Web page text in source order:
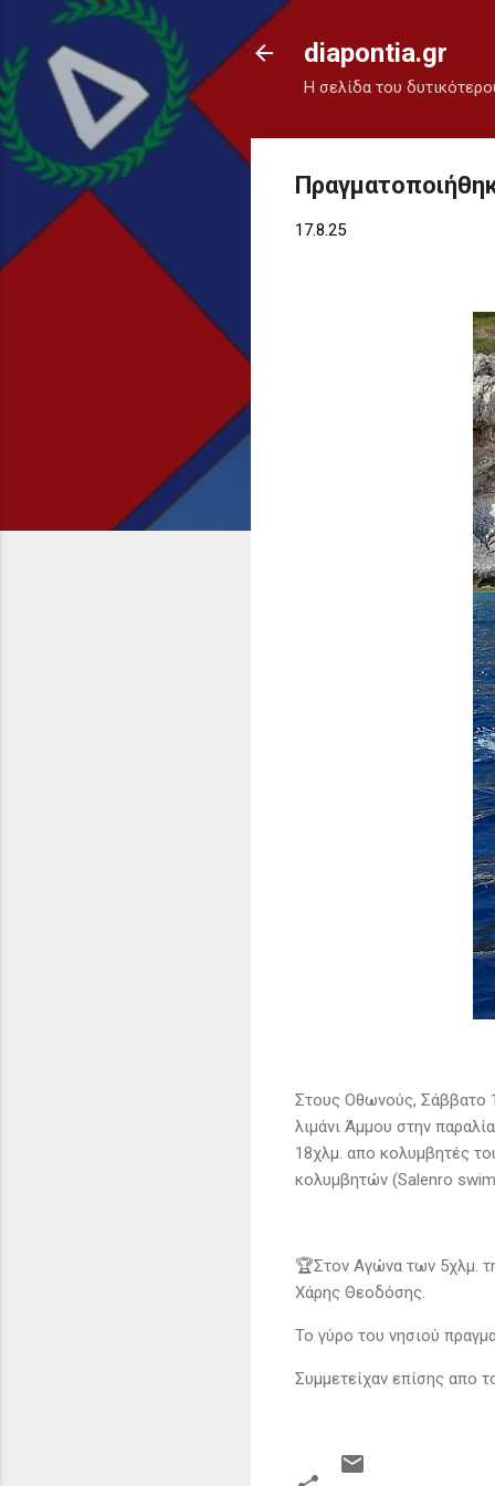
diapontia.gr
Η σελίδα του
17.8.25
Στους Οθωνούς, Σάββατο
λιμάνι Άμμου στην
18χλμ. απο κολυμβητές
κολυμβητών (Salenro
🏆Στον Αγώνα των 5χλμ.
Χάρης Θεοδόσης.
Το γύρο του νησιού
Συμμετείχαν επίσης απο